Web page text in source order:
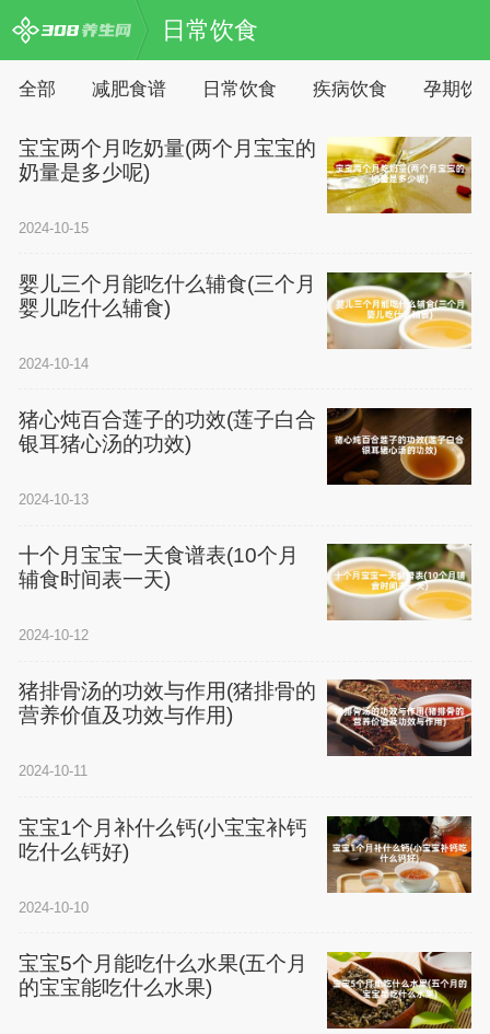
日常饮食
全部 减肥食谱 日常饮食 疾病饮食 孕期饮
宝宝两个月吃奶量(两个月宝宝的
奶量是多少呢)
2024-10-15
婴儿三个月能吃什么辅食(三个月
婴儿吃什么辅食)
2024-10-14
猪心炖百合莲子的功效(莲子白合
银耳猪心汤的功效)
2024-10-13
十个月宝宝一天食谱表(10个月
辅食时间表一天)
2024-10-12
猪排骨汤的功效与作用(猪排骨的
营养价值及功效与作用)
2024-10-11
宝宝1个月补什么钙(小宝宝补钙
吃什么钙好)
2024-10-10
宝宝5个月能吃什么水果(五个月
的宝宝能吃什么水果)